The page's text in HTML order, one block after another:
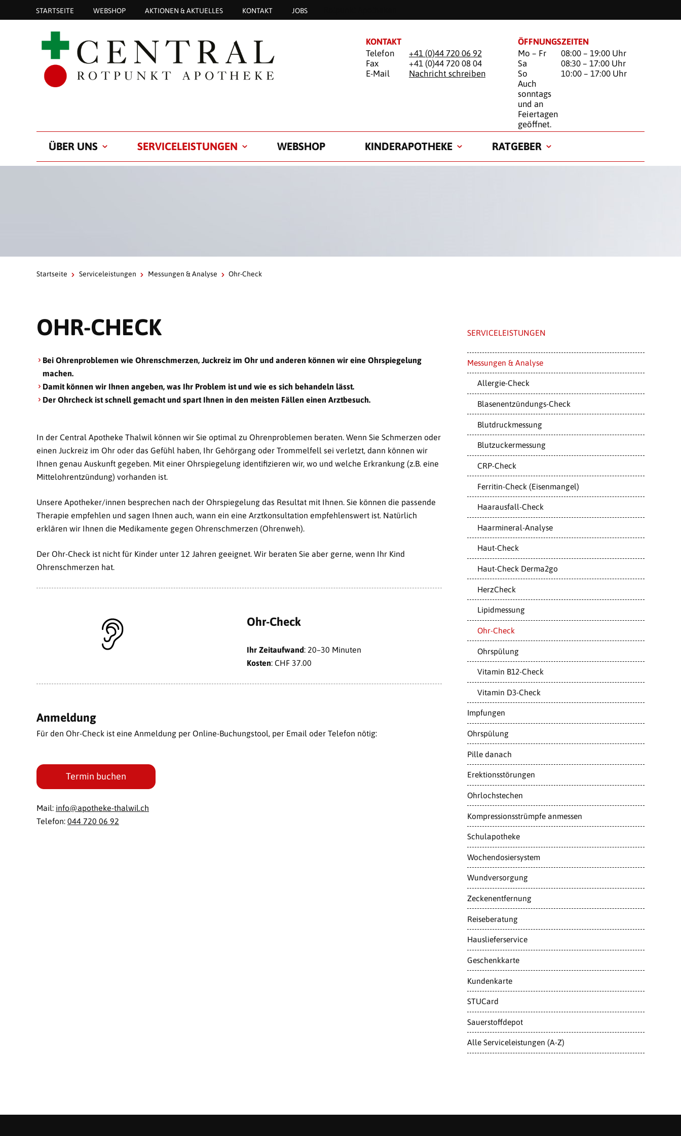
STARTSEITE WEBSHOP AKTIONEN & AKTUELLES KONTAKT JOBS
KONTAKT
Telefon
+41 (0)44 720 06 92
Fax
+41 (0)44 720 08 04
E-Mail
Nachricht schreiben
ÖFFNUNGSZEITEN
Mo – Fr
08:00 – 19:00 Uhr
Sa
08:30 – 17:00 Uhr
So
10:00 – 17:00 Uhr
Auch
sonntags
und an
Feiertagen
geöffnet.
ÜBER UNS SERVICELEISTUNGEN WEBSHOP KINDERAPOTHEKE RATGEBER
Startseite Serviceleistungen Messungen & Analyse Ohr-Check
OHR-CHECK
Bei Ohrenproblemen wie Ohrenschmerzen, Juckreiz im Ohr und anderen können wir eine Ohrspiegelung
machen.
Damit können wir Ihnen angeben, was Ihr Problem ist und wie es sich behandeln lässt.
Der Ohrcheck ist schnell gemacht und spart Ihnen in den meisten Fällen einen Arztbesuch.
In der Central Apotheke Thalwil können wir Sie optimal zu Ohrenproblemen beraten. Wenn Sie Schmerzen oder
einen Juckreiz im Ohr oder das Gefühl haben, Ihr Gehörgang oder Trommelfell sei verletzt, dann können wir
Ihnen genau Auskunft gegeben. Mit einer Ohrspiegelung identifizieren wir, wo und welche Erkrankung (z.B. eine
Mittelohrentzündung) vorhanden ist.
Unsere Apotheker/innen besprechen nach der Ohrspiegelung das Resultat mit Ihnen. Sie können die passende
Therapie empfehlen und sagen Ihnen auch, wann ein eine Arztkonsultation empfehlenswert ist. Natürlich
erklären wir Ihnen die Medikamente gegen Ohrenschmerzen (Ohrenweh).
Der Ohr-Check ist nicht für Kinder unter 12 Jahren geeignet. Wir beraten Sie aber gerne, wenn Ihr Kind
Ohrenschmerzen hat.
Ohr-Check
Ihr Zeitaufwand: 20–30 Minuten
Kosten: CHF 37.00
Anmeldung
Für den Ohr-Check ist eine Anmeldung per Online-Buchungstool, per Email oder Telefon nötig:
Termin buchen
Mail: info@apotheke-thalwil.ch
Telefon: 044 720 06 92
SERVICELEISTUNGEN
Messungen & Analyse
Allergie-Check
Blasenentzündungs-Check
Blutdruckmessung
Blutzuckermessung
CRP-Check
Ferritin-Check (Eisenmangel)
Haarausfall-Check
Haarmineral-Analyse
Haut-Check
Haut-Check Derma2go
HerzCheck
Lipidmessung
Ohr-Check
Ohrspülung
Vitamin B12-Check
Vitamin D3-Check
Impfungen
Ohrspülung
Pille danach
Erektionsstörungen
Ohrlochstechen
Kompressionsstrümpfe anmessen
Schulapotheke
Wochendosiersystem
Wundversorgung
Zeckenentfernung
Reiseberatung
Hauslieferservice
Geschenkkarte
Kundenkarte
STUCard
Sauerstoffdepot
Alle Serviceleistungen (A-Z)